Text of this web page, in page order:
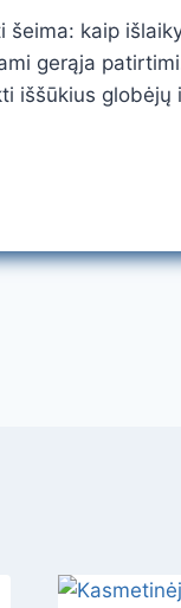
kaip
gerąja
iššūkius globėjų